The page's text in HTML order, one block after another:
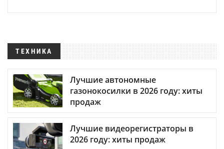
ТЕХНИКА
Лучшие автономные
газонокосилки в 2026 году: хиты
продаж
Лучшие видеорегистраторы в
2026 году: хиты продаж